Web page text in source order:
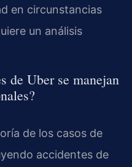
en circunstancias
un análisis
de Uber se manejan
de los casos de
accidentes de